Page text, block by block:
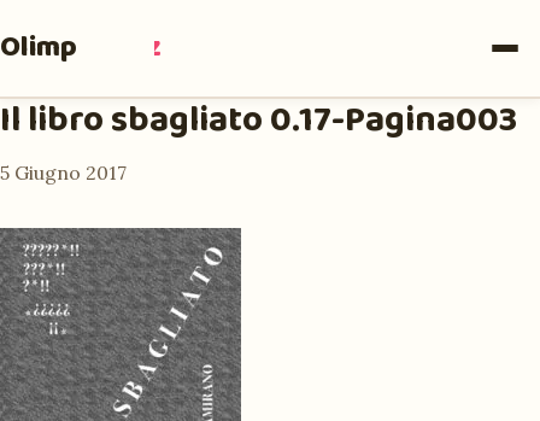
Olimpia Ruiz
Il libro sbagliato 0.17-Pagina003
5 Giugno 2017